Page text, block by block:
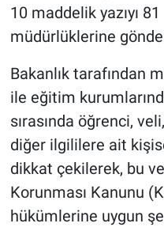
10 maddelik yazıyı
müdürlüklerine
Bakanlık tarafından
ile eğitim
sırasında öğrenci,
diğer ilgililere ait
dikkat çekilerek, bu
Korunması Kanunu
hükümlerine uygun